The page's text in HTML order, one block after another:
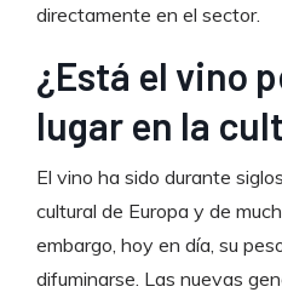
directamente en el sector.
¿Está el vino
lugar en la
El vino ha sido durante
cultural de Europa y de
embargo, hoy en día, su
difuminarse. Las nuevas